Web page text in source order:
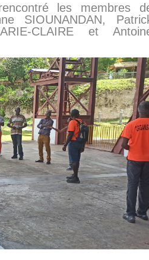
les membres
SIOUNANDAN,
CLAIRE et